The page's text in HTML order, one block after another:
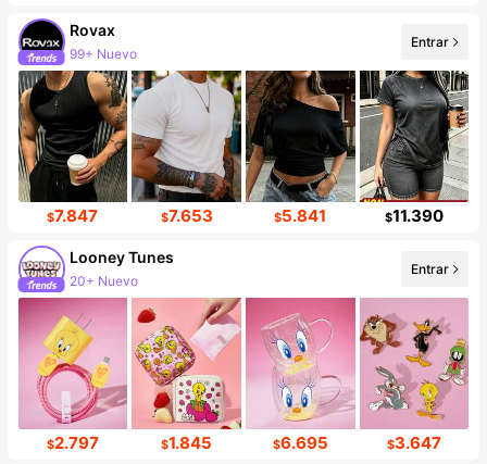
Rovax
99+ Nuevo
Incremento de seguidores de 35%
Entrar
$7.847 $7.653 $5.841 $11.390
Looney Tunes
20+ Nuevo
60K seguidores
Entrar
$2.797 $1.845 $6.695 $3.647